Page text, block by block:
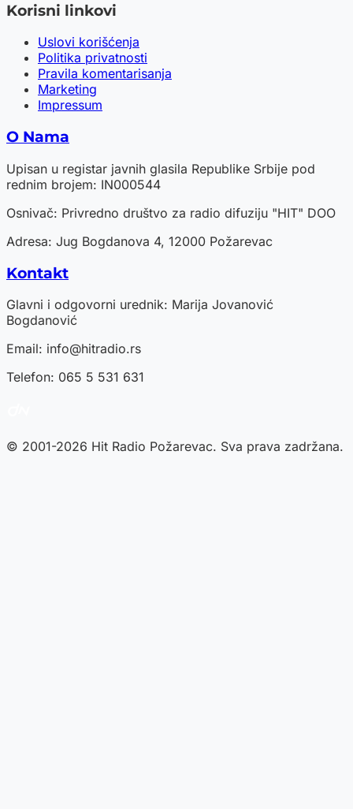
Korisni linkovi
Uslovi korišćenja
Politika privatnosti
Pravila komentarisanja
Marketing
Impressum
O Nama
Upisan u registar javnih glasila Republike Srbije pod
rednim brojem: IN000544
Osnivač: Privredno društvo za radio difuziju "HIT" DOO
Adresa: Jug Bogdanova 4, 12000 Požarevac
Kontakt
Glavni i odgovorni urednik: Marija Jovanović
Bogdanović
Email: info@hitradio.rs
Telefon: 065 5 531 631
© 2001-2026 Hit Radio Požarevac. Sva prava zadržana.